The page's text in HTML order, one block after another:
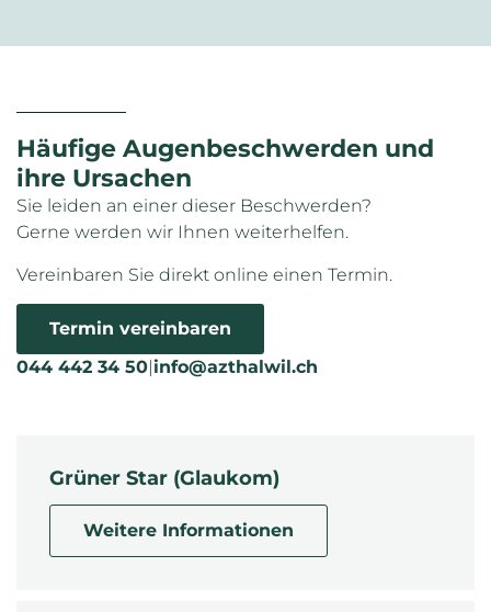
Häufige Augenbeschwerden und
ihre Ursachen
Sie leiden an einer dieser Beschwerden?
Gerne werden wir Ihnen weiterhelfen.
Vereinbaren Sie direkt online einen Termin.
Termin vereinbaren
044 442 34 50|info@azthalwil.ch
Grüner Star (Glaukom)
Weitere Informationen